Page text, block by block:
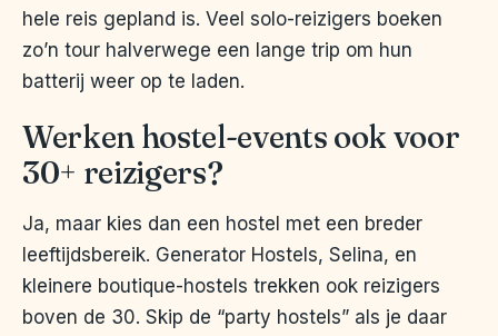
hele reis gepland is. Veel solo-reizigers boeken
zo’n tour halverwege een lange trip om hun
batterij weer op te laden.
Werken hostel-events ook voor
30+ reizigers?
Ja, maar kies dan een hostel met een breder
leeftijdsbereik. Generator Hostels, Selina, en
kleinere boutique-hostels trekken ook reizigers
boven de 30. Skip de “party hostels” als je daar